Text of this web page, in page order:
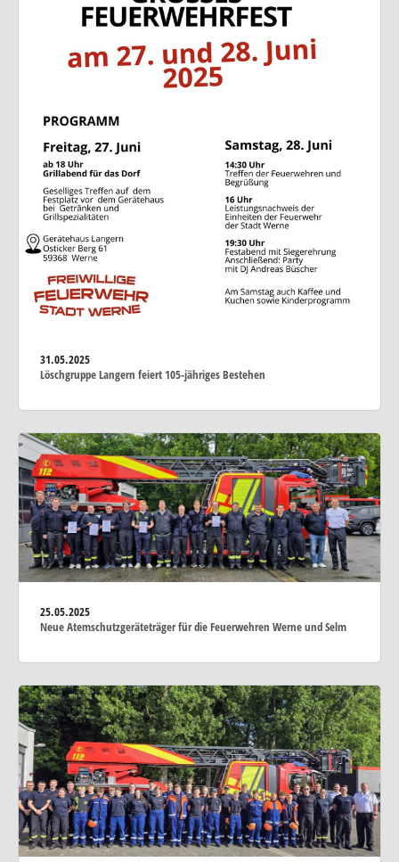
31.05.2025
Löschgruppe Langern feiert 105-jähriges Bestehen
25.05.2025
Neue Atemschutzgeräteträger für die Feuerwehren Werne und Selm